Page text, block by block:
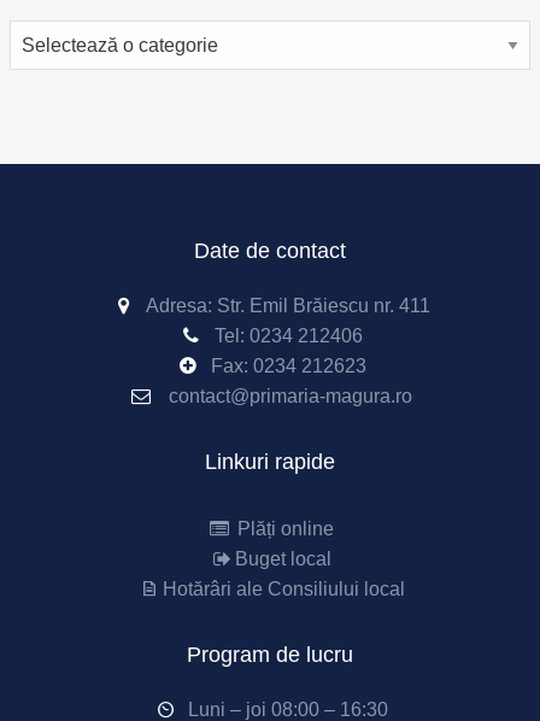
Categorii
Date de contact
Adresa: Str. Emil Brăiescu nr. 411
Tel: 0234 212406
Fax: 0234 212623
contact@primaria-magura.ro
Linkuri rapide
Plăți online
Buget local
Hotărâri ale Consiliului local
Program de lucru
Luni – joi 08:00 – 16:30